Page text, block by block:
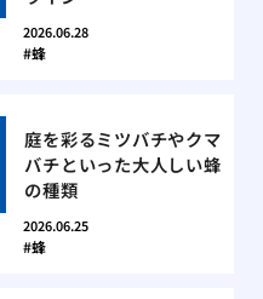
2026.06.28
蜂
庭を彩るミツバチやクマ
バチといった大人しい蜂
の種類
2026.06.25
蜂